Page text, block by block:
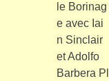
le Borinag
e avec Iai
n Sinclair
et Adolfo
Barbera Pl